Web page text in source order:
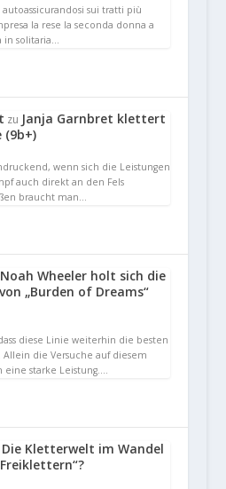
sui tratti più
la rese la seconda donna a
in solitaria…
zu Janja Garnbret klettert
(9b+)
wenn sich die Leistungen
auch direkt an den Fels
braucht man…
Noah Wheeler holt sich die
„Burden of Dreams“
diese Linie weiterhin die besten
die Versuche auf diesem
eine starke Leistung.…
Die Kletterwelt im Wandel